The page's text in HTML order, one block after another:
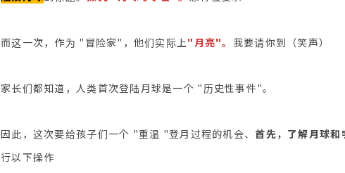
而这一次，作为 "冒险家"，他们实际上"月亮"。 我要请你到（笑声）
家长们都知道，人类首次登陆月球是一个 "历史性事件"。
因此，这次要给孩子们一个 "重温 "登月过程的机会、 首先，了解月球
行以下操作